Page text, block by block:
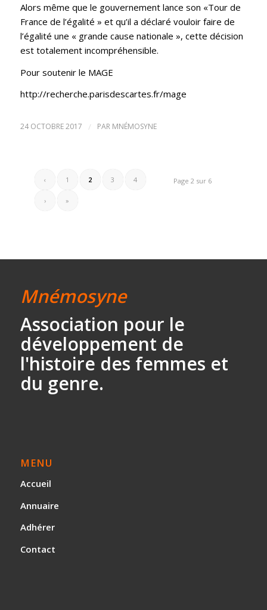
Alors même que le gouvernement lance son «Tour de
France de l’égalité » et qu’il a déclaré vouloir faire de
l’égalité une « grande cause nationale », cette décision
est totalement incompréhensible.
Pour soutenir le MAGE
http://recherche.parisdescartes.fr/mage
24 OCTOBRE 2017 / PAR MNÉMOSYNE
Page 2 sur 6
‹ 1 2 3 4
› »
Mnémosyne
Association pour le
développement de
l'histoire des femmes et
du genre.
MENU
Accueil
Annuaire
Adhérer
Contact